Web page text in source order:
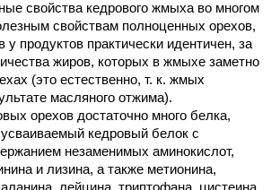
свойства кедрового жмыха во многом
свойствам полноценных орехов,
у продуктов практически идентичен, за
жиров, которых в жмыхе заметно
(это естественно, т. к. жмых
масляного отжима).
орехов достаточно много белка,
усваиваемый кедровый белок с
незаменимых аминокислот,
и лизина, а также метионина,